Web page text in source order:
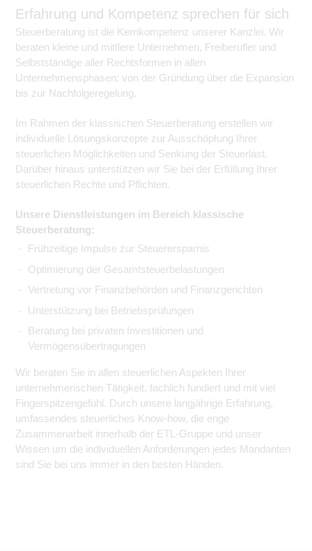
Erfahrung und Kompetenz sprechen für sich
Steuerberatung ist die Kernkompetenz unserer Kanzlei. Wir
beraten kleine und mittlere Unternehmen, Freiberufler und
Selbstständige aller Rechtsformen in allen
Unternehmensphasen: von der Gründung über die Expansion
bis zur Nachfolgeregelung.
Im Rahmen der klassischen Steuerberatung erstellen wir
individuelle Lösungskonzepte zur Ausschöpfung Ihrer
steuerlichen Möglichkeiten und Senkung der Steuerlast.
Darüber hinaus unterstützen wir Sie bei der Erfüllung Ihrer
steuerlichen Rechte und Pflichten.
Unsere Dienstleistungen im Bereich klassische
Steuerberatung:
Frühzeitige Impulse zur Steuerersparnis
Optimierung der Gesamtsteuerbelastungen
Vertretung vor Finanzbehörden und Finanzgerichten
Unterstützung bei Betriebsprüfungen
Beratung bei privaten Investitionen und
Vermögensübertragungen
Wir beraten Sie in allen steuerlichen Aspekten Ihrer
unternehmerischen Tätigkeit, fachlich fundiert und mit viel
Fingerspitzengefühl. Durch unsere langjährige Erfahrung,
umfassendes steuerliches Know-how, die enge
Zusammenarbeit innerhalb der ETL-Gruppe und unser
Wissen um die individuellen Anforderungen jedes Mandanten
sind Sie bei uns immer in den besten Händen.